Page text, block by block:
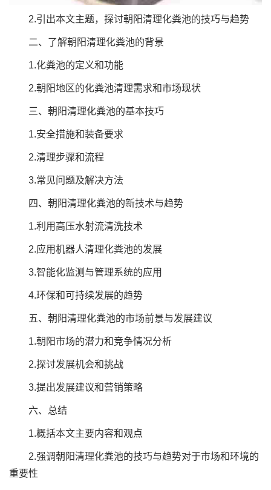
2.引出本文主题，探讨朝阳清理化粪池的技巧与趋势
二、了解朝阳清理化粪池的背景
1.化粪池的定义和功能
2.朝阳地区的化粪池清理需求和市场现状
三、朝阳清理化粪池的基本技巧
1.安全措施和装备要求
2.清理步骤和流程
3.常见问题及解决方法
四、朝阳清理化粪池的新技术与趋势
1.利用高压水射流清洗技术
2.应用机器人清理化粪池的发展
3.智能化监测与管理系统的应用
4.环保和可持续发展的趋势
五、朝阳清理化粪池的市场前景与发展建议
1.朝阳市场的潜力和竞争情况分析
2.探讨发展机会和挑战
3.提出发展建议和营销策略
六、总结
1.概括本文主要内容和观点
2.强调朝阳清理化粪池的技巧与趋势对于市场和环境的
重要性